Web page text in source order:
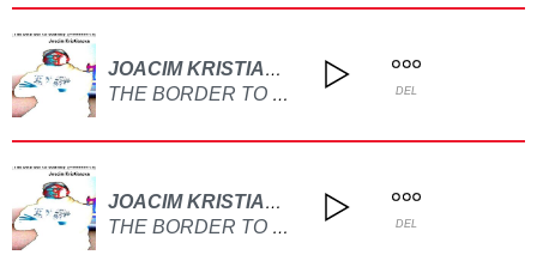
JOACIM KRISTIANSEN
THE BORDER TO ETERNITY (MEDLEY)
DEL
JOACIM KRISTIANSEN
THE BORDER TO ETERNITY
DEL